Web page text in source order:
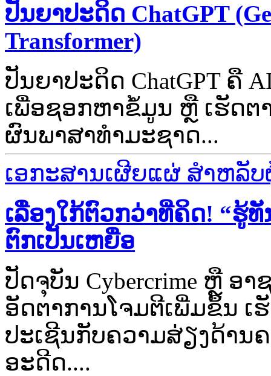
ປັນຍາປະດິດ ChatGPT
Transformer)
ປັນຍາປະດິດ ChatGPT ຄື
ເພື່ອຊອກຫາຂໍ້ມູນ ຫຼື ເຮັດຕ
ຜົນພາສາທຳມະຊາດ...
ເອກະສານເຜີຍແຜ່ ສຳຫລັ
ເລື່ອງໃກ້ຕົວກວ່າທີ່ຄິດ! “ຮູ້
ຕົກເປັນເຫຍື່ອ
ປັດຈຸບັນ Cybercrime ຫຼື ອ
ອັດຕາການໂຈມຕີເພີ່ມຂຶ້ນ
ປະເຊີນກັບຄວາມສ່ຽງດ້ານ
ອະດີດ....